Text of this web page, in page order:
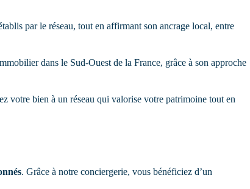
par le réseau, tout en affirmant son ancrage local, entre
dans le Sud-Ouest de la France, grâce à son approche
votre bien à un réseau qui valorise votre patrimoine tout en
. Grâce à notre conciergerie, vous bénéficiez d’un